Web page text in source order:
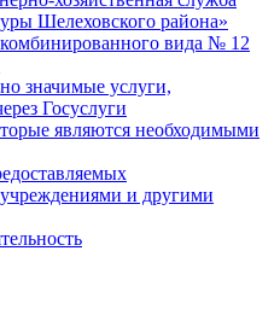
Шелеховского района»
вида № 12
значимые услуги,
Госуслуги
являются необходимыми
и другими